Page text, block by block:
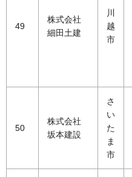
49
株式会社
細田土建
川
越
市
50
株式会社
坂本建設
さ
い
た
ま
市